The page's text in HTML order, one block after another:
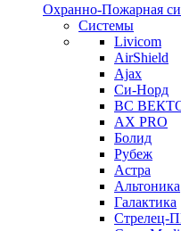
Охранно-Пожарная
Системы
Livicom
AirShield
Ajax
Си-Норд
ВС
AX PRO
Болид
Рубеж
Астра
Альтоника
Галактика
Стрелец-